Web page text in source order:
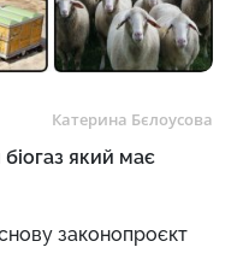
Катерина Бєлоусова
який має
законопроєкт